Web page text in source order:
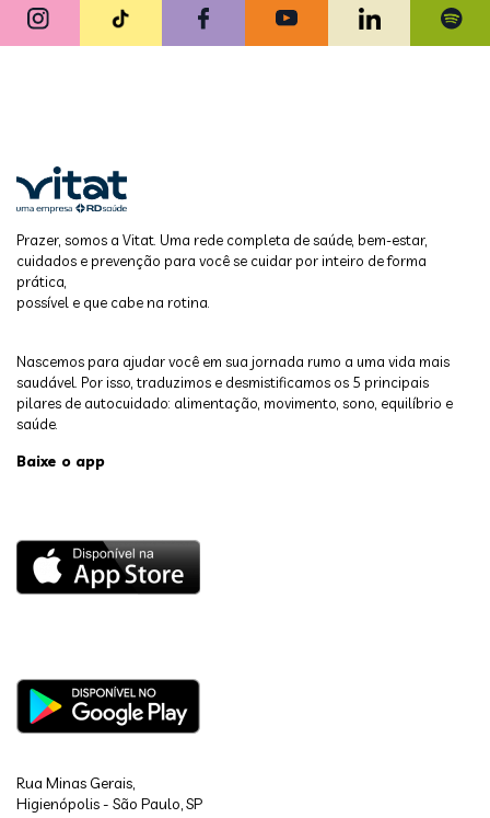
Prazer, somos a Vitat. Uma rede completa de saúde, bem-estar,
cuidados e prevenção para você se cuidar por inteiro de forma
prática,
possível e que cabe na rotina.
Nascemos para ajudar você em sua jornada rumo a uma vida mais
saudável. Por isso, traduzimos e desmistificamos os 5 principais
pilares de autocuidado: alimentação, movimento, sono, equilíbrio e
saúde.
Baixe o app
Rua Minas Gerais,
Higienópolis - São Paulo, SP